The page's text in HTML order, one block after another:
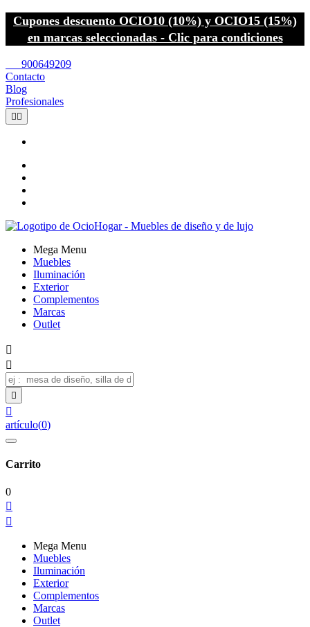
Cupones descuento OCIO10 (10%) y OCIO15 (15%)
en marcas seleccionadas - Clic para condiciones
900649209
Contacto
Blog
Profesionales
 
Mega Menu
Muebles
Iluminación
Exterior
Complementos
Marcas
Outlet




artículo(0)
Carrito
0


Mega Menu
Muebles
Iluminación
Exterior
Complementos
Marcas
Outlet